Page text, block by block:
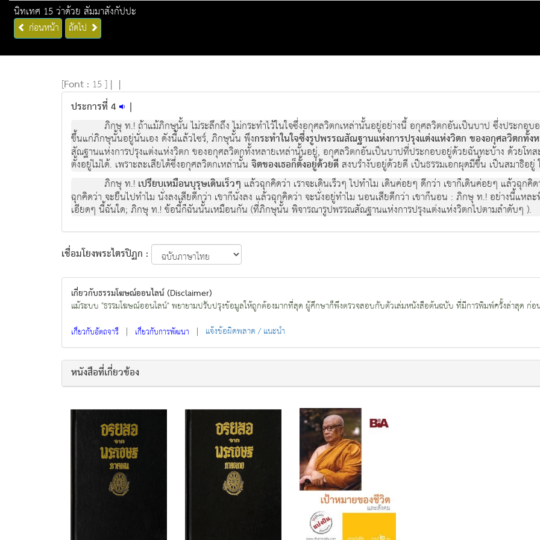
นิทเทศ 15 ว่าด้วย สัมมาสังกัปปะ
ก่อนหน้า ถัดไป
[Font : 15 ] | |
ประการที่ 4 |
ภิกษุ ท.! ถ้าแม้ภิกษุนั้น ไม่ระลึกถึง ไม่กระทำไว้ในใจซึ่งอกุศลวิตกเหล่านั้นอยู่อย่างนี้ อกุศลวิตกอันเป็นบาป ซึ่งประกอบ
ขึ้นแก่ภิกษุนั้นอยู่นั่นเอง ดังนี้แล้วไซร์, ภิกษุนั้น พึงกระทำในใจซึ่งรูปพรรณสัณฐานแห่งการปรุงแต่งแห่งวิตก ของอกุศลวิตกทั้ง
สัณฐานแห่งการปรุงแต่งแห่งวิตก ของอกุศลวิตกทั้งหลายเหล่านั้นอยู่, อกุศลวิตกอันเป็นบาปที่ประกอบอยู่ด้วยฉันทะบ้าง ด้วยโท
ตั้งอยู่ไม่ได้. เพราะละเสียได้ซึ่งอกุศลวิตกเหล่านั้น จิตของเธอก็ตั้งอยู่ด้วยดีสงบรำงับอยู่ด้วยดี เป็นธรรมเอกผุดมีขึ้น เป็นสมาธิอยู่
ภิกษุ ท.! เปรียบเหมือนบุรุษเดินเร็วๆ แล้วฉุกคิดว่า เราจะเดินเร็วๆ ไปทำไม เดินค่อยๆ ดีกว่า เขาก็เดินค่อยๆ แล้วฉุก
ฉุกคิดว่า จะยืนไปทำไม นั่งลงเสียดีกว่า เขาก็นั่งลง แล้วฉุกคิดว่า จะนั่งอยู่ทำไม นอนเสียดีกว่า เขาก็นอน : ภิกษุ ท.! อย่างนี้แห
เอียดๆ นี้ฉันใด; ภิกษุ ท.! ข้อนี้ก็ฉันนั้นเหมือนกัน (ที่ภิกษุนั้น พิจารณารูปพรรณสัณฐานแห่งการปรุงแต่งแห่งวิตกไปตามลำดับๆ ).
เชื่อมโยงพระไตรปิฏก :
เกี่ยวกับธรรมโฆษณ์ออนไลน์ (Disclaimer)
แม้ระบบ "ธรรมโฆษณ์ออนไลน์" พยายามปรับปรุงข้อมูลให้ถูกต้องมากที่สุด ผู้ศึกษาก็พึงตรวจสอบกับตัวเล่มหนังสือต้นฉบับ ที่มีการพิมพ์ครั้งล่าสุด ก่อน
เกี่ยวกับอัตถจารี | เกี่ยวกับการพัฒนา | แจ้งข้อผิดพลาด / แนะนำ
หนังสือที่เกี่ยวข้อง